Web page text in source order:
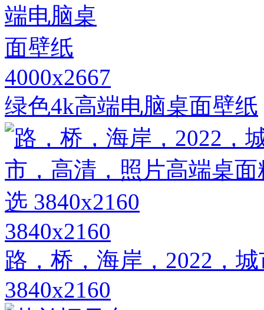
4000x2667
绿色4k高端电脑桌面壁纸
3840x2160
路，桥，海岸，2022，
3840x2160